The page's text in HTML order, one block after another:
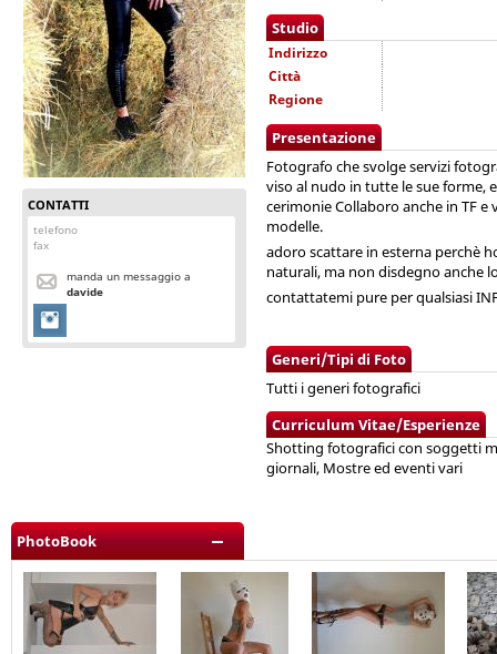
CONTATTI
telefono
fax
manda un messaggio a
davide
Studio
Indirizzo
Città
Regione
Presentazione
Fotografo che svolge servizi
viso al nudo in tutte le sue forme,
cerimonie Collaboro anche in TF
modelle.
adoro scattare in esterna perchè
naturali, ma non disdegno anche
contattatemi pure per qualsiasi
Generi/Tipi di Foto
Tutti i generi fotografici
Curriculum Vitae/Esperienze
Shotting fotografici con soggetti
giornali, Mostre ed eventi vari
PhotoBook